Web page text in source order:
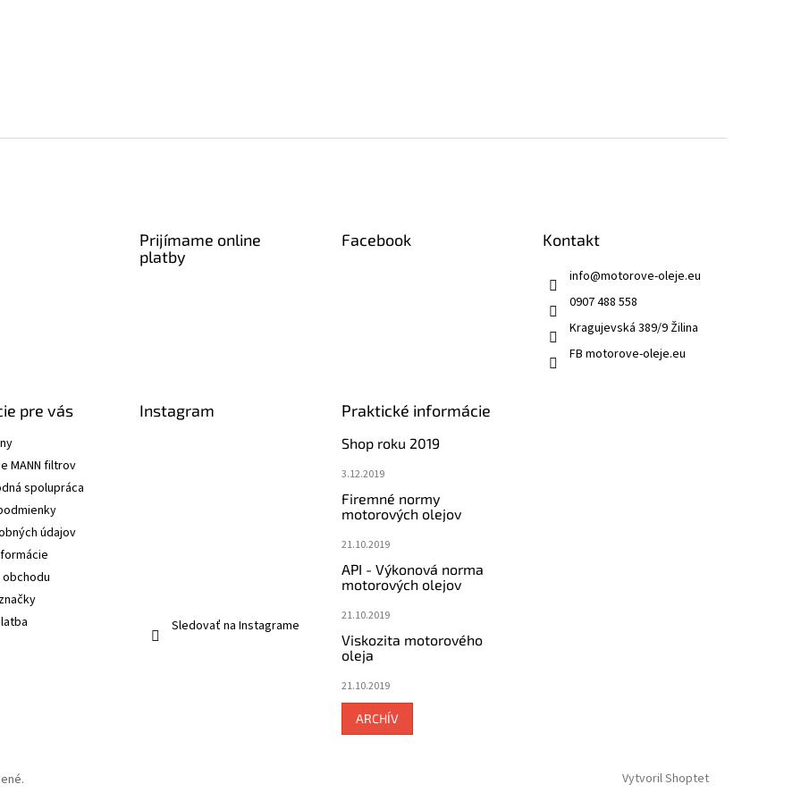
Prijímame online
platby
Facebook Kontakt
info@motorove-oleje.eu
0907 488 558
Kragujevská 389/9 Žilina
FB motorove-oleje.eu
pre vás
MANN filtrov
spolupráca
údajov
Instagram
Sledovať na Instagrame
Praktické informácie
Shop roku 2019
3.12.2019
Firemné normy
motorových olejov
21.10.2019
API - Výkonová norma
motorových olejov
21.10.2019
Viskozita motorového
oleja
21.10.2019
ARCHÍV
Vytvoril Shoptet